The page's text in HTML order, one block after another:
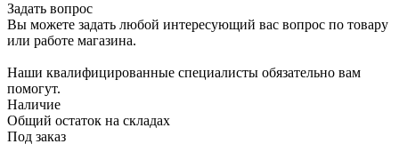
Задать вопрос
Вы можете задать любой интересующий вас вопрос по товару
или работе магазина.
Наши квалифицированные специалисты обязательно вам
помогут.
Наличие
Общий остаток на складах
Под заказ